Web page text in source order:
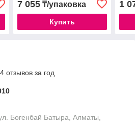
7 055₸/упаковка
Купить
1
отзывов за год
Богенбай Батыра, Алматы,